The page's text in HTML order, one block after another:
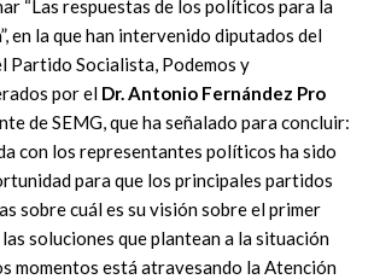
“Las respuestas de los políticos para la
en la que han intervenido diputados del
Partido Socialista, Podemos y
por el Dr. Antonio Fernández Pro
de SEMG, que ha señalado para concluir:
con los representantes políticos ha sido
para que los principales partidos
sobre cuál es su visión sobre el primer
soluciones que plantean a la situación
momentos está atravesando la Atención